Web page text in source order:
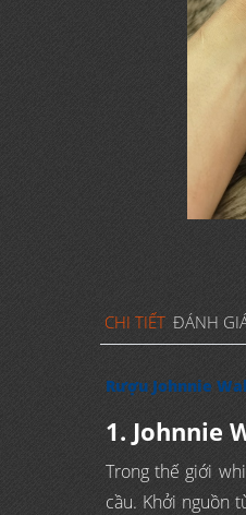
CHI TIẾT ĐÁNH
Rượu Johnnie
1. Johnnie
Trong thế giới
cầu. Khởi nguồn